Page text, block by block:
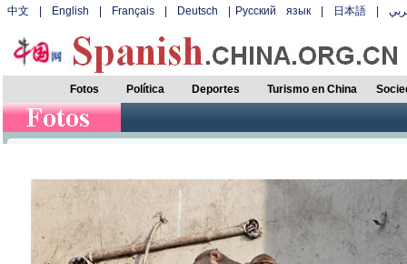
中文 English Français Deutsch Русский язык 日本語
Fotos Política Deportes Turismo en China